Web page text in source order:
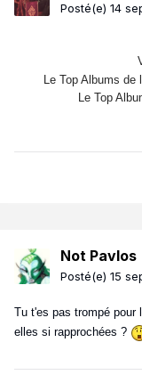
Posté(e) 14
Le Top Albums de
Le Top
Not Pavlos
Posté(e) 15
Tu t'es pas trompé pour
elles si rapprochées ?